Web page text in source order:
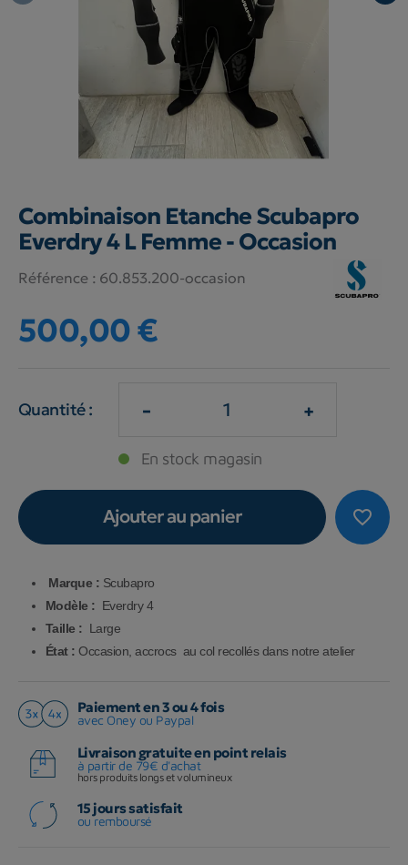
Combinaison Etanche Scubapro
Everdry 4 L Femme - Occasion
Référence : 60.853.200-occasion
500,00 €
Quantité : - +
En stock magasin
favorite_border
Ajouter au panier
Marque : Scubapro
Modèle : Everdry 4
Taille : Large
État : Occasion, accrocs au col recollés dans notre atelier
Paiement en 3 ou 4 fois
avec Oney ou Paypal
Livraison gratuite en point relais
à partir de 79€ d'achat
hors produits longs et volumineux
15 jours satisfait
ou remboursé